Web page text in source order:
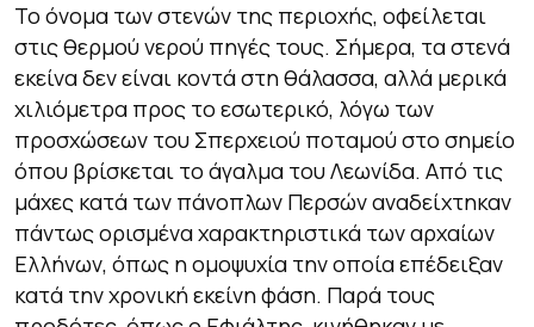
Το όνομα των στενών της περιοχής, οφείλεται
στις θερμού νερού πηγές τους. Σήμερα, τα στενά
εκείνα δεν είναι κοντά στη θάλασσα, αλλά μερικά
χιλιόμετρα προς το εσωτερικό, λόγω των
προσχώσεων του Σπερχειού ποταμού στο σημείο
όπου βρίσκεται το άγαλμα του Λεωνίδα. Από τις
μάχες κατά των πάνοπλων Περσών αναδείχτηκαν
πάντως ορισμένα χαρακτηριστικά των αρχαίων
Ελλήνων, όπως η ομοψυχία την οποία επέδειξαν
κατά την χρονική εκείνη φάση. Παρά τους